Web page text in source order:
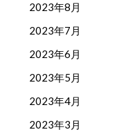
2023年8月
2023年7月
2023年6月
2023年5月
2023年4月
2023年3月